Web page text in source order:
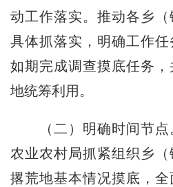
动工作落实。推动各乡（
具体抓落实，明确工作
如期完成调查摸底任务
地统筹利用。
（二）明确时间节点
农业农村局抓紧组织乡
撂荒地基本情况摸底，